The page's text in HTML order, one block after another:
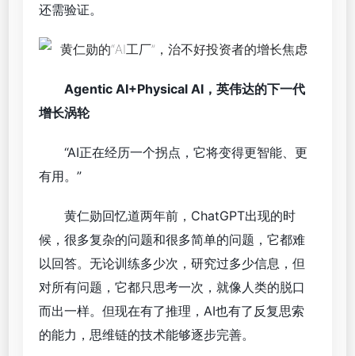
还需验证。
Agentic AI+Physical AI， 英伟达的下一代
增长涡轮
“AI正在经历一个拐点，它将变得更智能、更
有用。”
黄仁勋回忆道两年前，ChatGPT出现的时
候，很多复杂的问题和很多简单的问题，它都难
以回答。无论训练多少次，研究过多少信息，但
对所有问题，它都只思考一次，就像人类的脱口
而出一样。但现在有了推理，AI也有了反复思索
的能力，思维链的技术能够逐步完善。